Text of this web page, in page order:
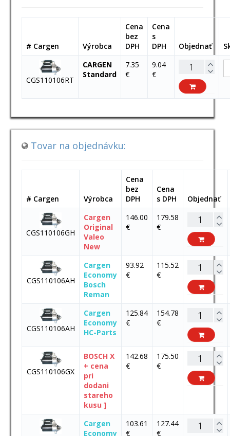
# Cargen Výrobca
Cena
bez
DPH
Cena
s
DPH
Objednať
CGS110106RT
CARGEN
Standard
7.35
€
9.04
€
Tovar na objednávku:
# Cargen Výrobca
Cena
bez
DPH
Cena
s DPH
Objednať
CGS110106GH
Cargen
Original
Valeo
New
146.00
€
179.58
€
CGS110106AH
Cargen
Economy
Bosch
Reman
93.92
€
115.52
€
CGS110106AH
Cargen
Economy
HC-Parts
125.84
€
154.78
€
CGS110106GX
BOSCH X
+ cena
pri
dodani
stareho
kusu ]
142.68
€
175.50
€
Cargen
Economy
103.61
€
127.44
€